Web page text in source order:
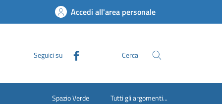
Accedi all'area personale
Seguici su Cerca
Spazio Verde Tutti gli argomenti...